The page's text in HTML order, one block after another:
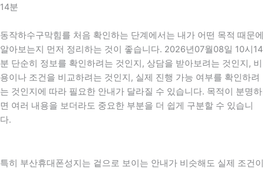
14분
동작하수구막힘를 처음 확인하는 단계에서는 내가 어떤 목적 때문에
알아보는지 먼저 정리하는 것이 좋습니다. 2026년07월08일 10시14
분 단순히 정보를 확인하려는 것인지, 상담을 받아보려는 것인지, 비
용이나 조건을 비교하려는 것인지, 실제 진행 가능 여부를 확인하려
는 것인지에 따라 필요한 안내가 달라질 수 있습니다. 목적이 분명하
면 여러 내용을 보더라도 중요한 부분을 더 쉽게 구분할 수 있습니
다.
특히 부산휴대폰성지는 겉으로 보이는 안내가 비슷해도 실제 조건이